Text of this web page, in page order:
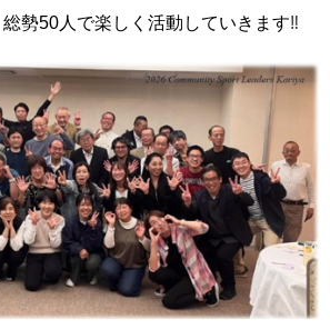
勢50人で楽しく活動していきます‼️